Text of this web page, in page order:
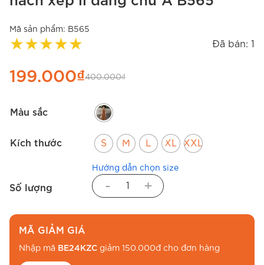
Mã sản phẩm: B565
★★★★★ Đã bán: 1
199.000₫400.000₫
Màu sắc
Kích thước S M L XL XXL
Số lượng - +
Hướng dẫn chọn size
MÃ GIẢM GIÁ
Nhập mã BE24KZC giảm 150.000đ cho đơn hàng